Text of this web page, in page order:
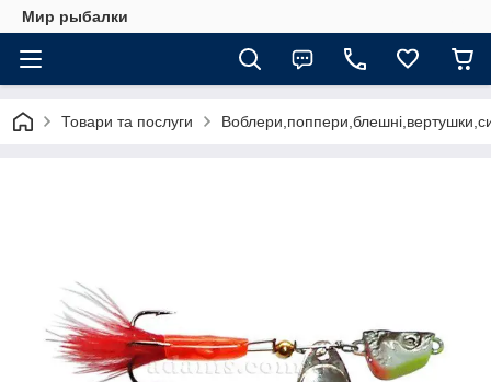
Мир рыбалки
Товари та послуги